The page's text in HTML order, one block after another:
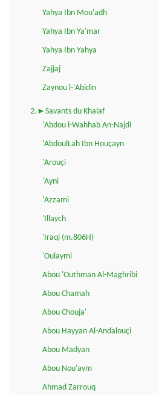
Yahya Ibn Mou'adh
Yahya Ibn Ya'mar
Yahya Ibn Yahya
Zajjaj
Zaynou l-'Abidin
2.►Savants du Khalaf
'Abdou l-Wahhab An-Najdi
'AbdoulLah Ibn Houçayn
'Arouçi
'Ayni
'Azzami
'Illaych
'Iraqi (m.806H)
'Oulaymi
Abou 'Outhman Al-Maghribi
Abou Chamah
Abou Chouja'
Abou Hayyan Al-Andalouçi
Abou Madyan
Abou Nou'aym
Ahmad Zarrouq